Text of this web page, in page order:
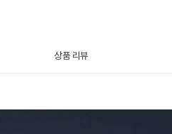
상품 리뷰